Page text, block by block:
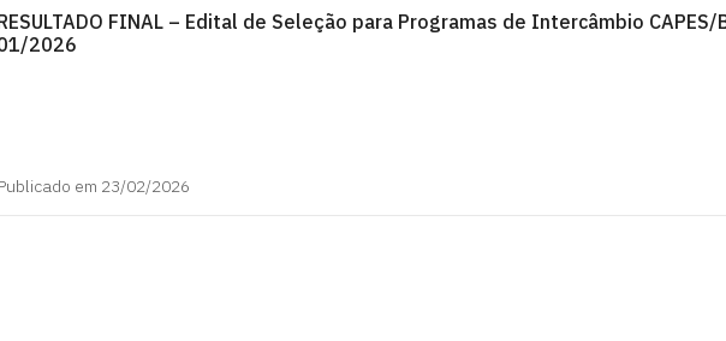
FINAL – Edital de Seleção para Programas de Intercâmbio CAPES/
2026
em 23/02/2026